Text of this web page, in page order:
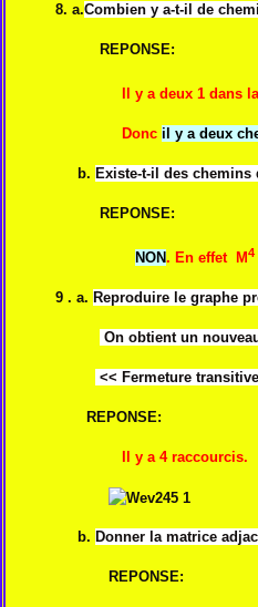
8. a.Combien y a-t-il de
REPONSE:
Il y a deux 1 dans
Donc il y a deux
b. Existe-t-il des
REPONSE:
NON. En effet M4
9 . a. Reproduire le graphe
On obtient un
<< Fermeture
REPONSE:
Il y a 4 raccourcis.
b. Donner la matrice
REPONSE: